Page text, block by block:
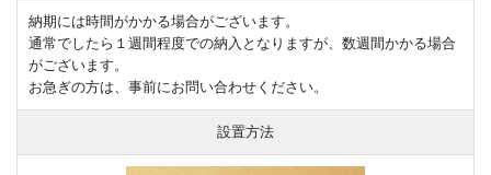
納期には時間がかかる場合がございます。
通常でしたら１週間程度での納入となりますが、数週間かかる場合
がございます。
お急ぎの方は、事前にお問い合わせください。
設置方法